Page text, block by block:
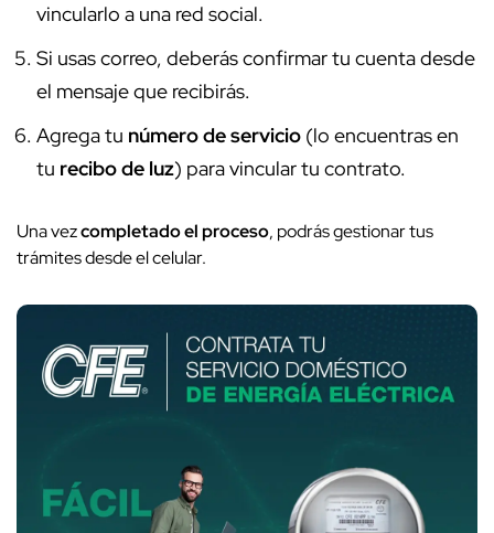
vincularlo a una red social.
Si usas correo, deberás confirmar tu cuenta desde
el mensaje que recibirás.
Agrega tu número de servicio (lo encuentras en
tu recibo de luz) para vincular tu contrato.
Una vezcompletado el proceso, podrás gestionar tus
trámites desde el celular.